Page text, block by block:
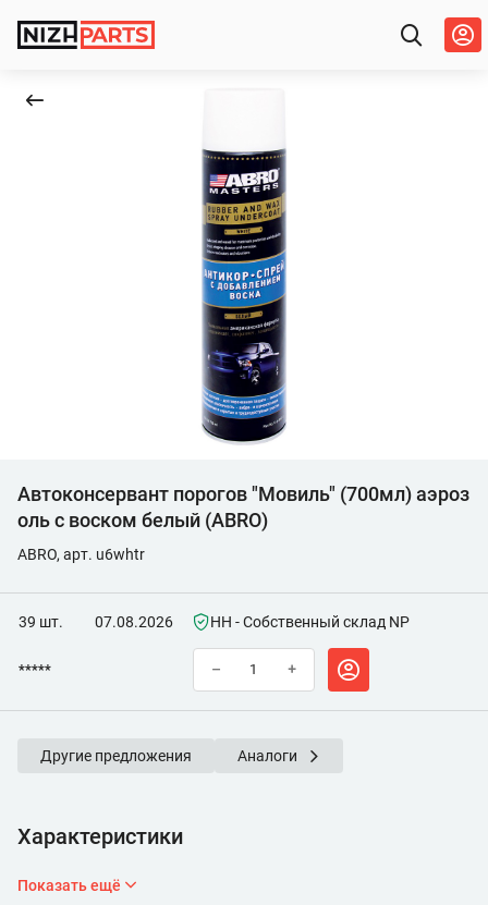
Автоконсервант порогов "Мовиль" (700мл) аэроз
оль с воском белый (ABRO)
ABRO, арт. u6whtr
39 шт. 07.08.2026 НН - Собственный склад NP
***** – +
Другие предложения Аналоги
Характеристики
Показать ещё